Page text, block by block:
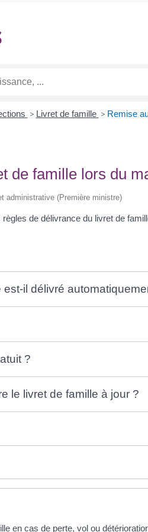
> Livret de famille > Remise
de famille lors du
administrative (Première ministre)
de délivrance du livret de
il délivré
?
le livret de famille à jour ?
en cas de perte, vol ou